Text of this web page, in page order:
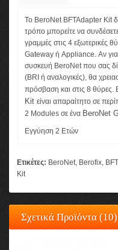
Το BeroNet BFTAdapter Kit
τρόπο μπορείτε να
γραμμές στις 4 εξωτερικές
Gateway ή Appliance. Αν για
συσκευή BeroNet που σας
(BRI ή αναλογικές), θα
πρόσβαση και στις 8 θύρες.
Kit είναι απαραίτητο σε
2 Modules σε ένα BeroNet
Εγγύηση 2 Ετών
Ετικέτες: BeroNet, Berofix,
Kit
Σχετικά Προϊόντα (10)